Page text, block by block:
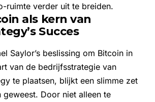
ruimte verder uit te breiden.
als kern van
Succes
Saylor’s beslissing om Bitcoin in
van de bedrijfsstrategie van
te plaatsen, blijkt een slimme zet
geweest. Door niet alleen te